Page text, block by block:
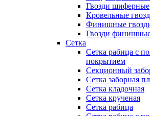
Гвозди шиферные
Кровельные
Финишные
Гвозди
Сетка
Сетка рабица с
покрытием
Секционный
Сетка заборная
Сетка кладочная
Сетка крученая
Сетка рабица